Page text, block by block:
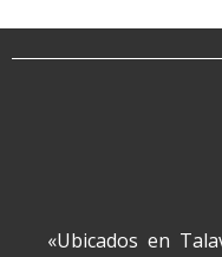
«Ubicados en